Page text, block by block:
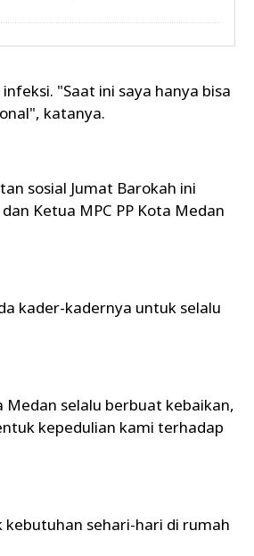
"Saat ini saya hanya bisa
katanya.
sosial Jumat Barokah ini
Ketua MPC PP Kota Medan
kader-kadernya untuk selalu
selalu berbuat kebaikan,
kepedulian kami terhadap
sehari-hari di rumah